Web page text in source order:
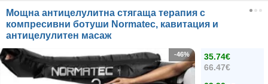
Мощна антицелулитна стягаща терапия с
компресивни ботуши Normatec, кавитация и
антицелулитен масаж
35.74€
66.47€
-46%